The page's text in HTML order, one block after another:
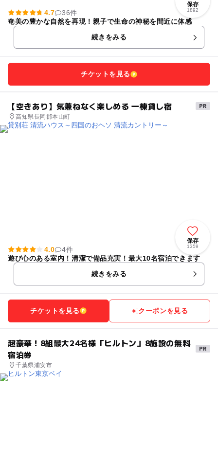
保存
1892
4.7
36件
奄美の豊かな自然を再現！親子で生命の神秘を間近に体感
続きをみる
チケットを見る
【空きあり】気兼ねなく楽しめる 一棟貸し宿
高知県長岡郡本山町
保存
1359
4.0
4件
遊び心のある室内！清潔で備品充実！最大10名宿泊できます
続きをみる
チケットを見る クーポンを見る
超豪華！8組最大24名様「ヒルトン」8施設の無料
宿泊券
千葉県浦安市